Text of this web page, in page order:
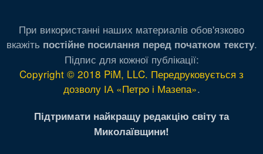
При використанні наших материалів обов'язково
вкажіть постійне посилання перед початком тексту.
Підпис для кожної публікації:
Copyright © 2018 PiM, LLC. Передруковується з
дозволу ІА «Петро і Мазепа».
Підтримати найкращу редакцію світу та
Миколаївщини!